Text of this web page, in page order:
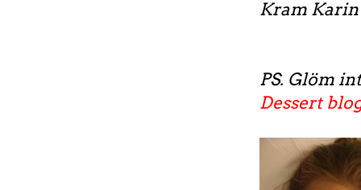
Kram Karin
PS. Glöm
Dessert